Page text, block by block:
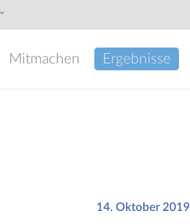
Mitmachen Ergebnisse
14. Oktober 2019